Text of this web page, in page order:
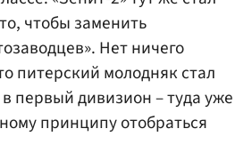
чтобы заменить
Нет ничего
питерский молодняк стал
первый дивизион – туда уже
принципу отобраться